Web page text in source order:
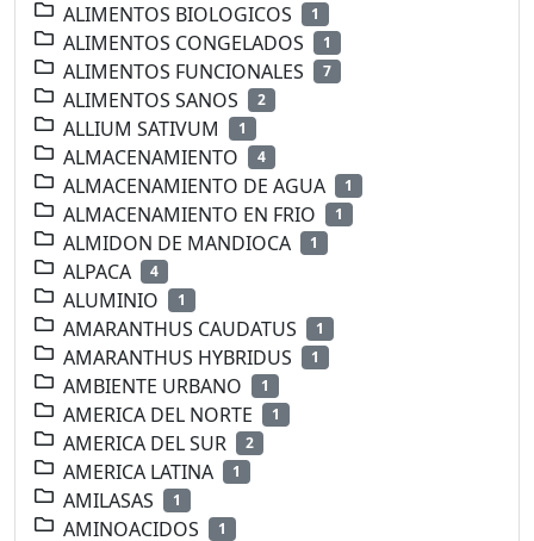
ALIMENTOS BIOLOGICOS 1
ALIMENTOS CONGELADOS 1
ALIMENTOS FUNCIONALES 7
ALIMENTOS SANOS 2
ALLIUM SATIVUM 1
ALMACENAMIENTO 4
ALMACENAMIENTO DE AGUA 1
ALMACENAMIENTO EN FRIO 1
ALMIDON DE MANDIOCA 1
ALPACA 4
ALUMINIO 1
AMARANTHUS CAUDATUS 1
AMARANTHUS HYBRIDUS 1
AMBIENTE URBANO 1
AMERICA DEL NORTE 1
AMERICA DEL SUR 2
AMERICA LATINA 1
AMILASAS 1
AMINOACIDOS 1